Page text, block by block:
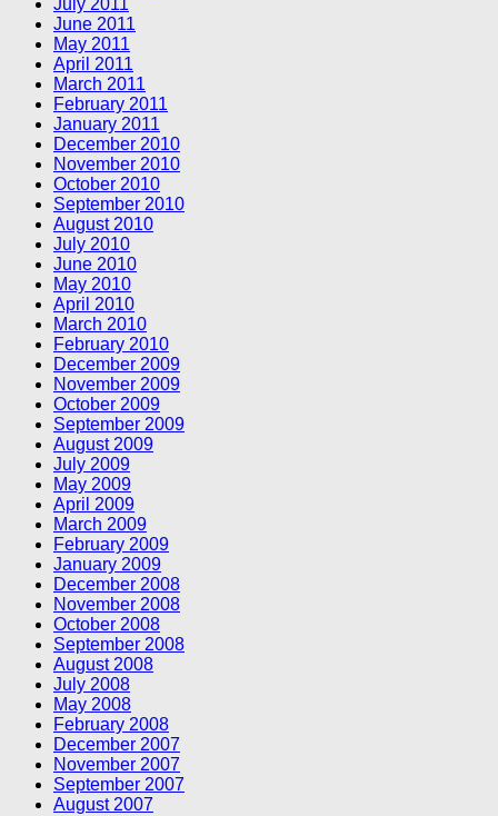
July 2011
June 2011
May 2011
April 2011
March 2011
February 2011
January 2011
December 2010
November 2010
October 2010
September 2010
August 2010
July 2010
June 2010
May 2010
April 2010
March 2010
February 2010
December 2009
November 2009
October 2009
September 2009
August 2009
July 2009
May 2009
April 2009
March 2009
February 2009
January 2009
December 2008
November 2008
October 2008
September 2008
August 2008
July 2008
May 2008
February 2008
December 2007
November 2007
September 2007
August 2007